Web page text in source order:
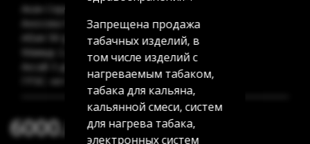
6000.00 тг
Акан Серы 20/5: нет в наличии
Аносова 91: 1 шт
Абая 58 (уг Манаса): 1 шт
Мамыр 2 дом 3: нет в наличии
Аксай 3 дом 7: нет в наличии
ГРЭС: нет в наличии
Запрещена продажа
табачных изделий, в
том числе изделий с
нагреваемым табаком,
табака для кальяна,
кальянной смеси, систем
для нагрева табака,
электронных систем